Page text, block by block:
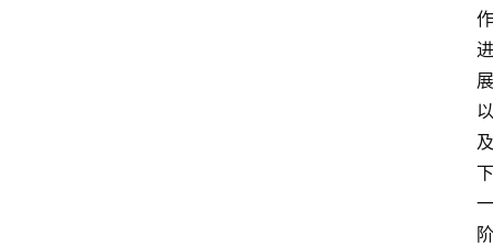
作
进
展
以
及
下
一
阶